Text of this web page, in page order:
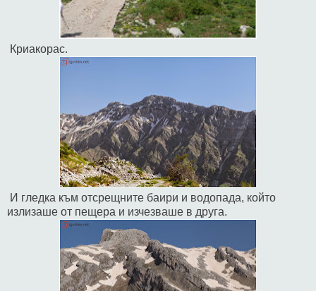
Криакорас.
И гледка към отсрещните баири и водопада, който
излизаше от пещера и изчезваше в друга.